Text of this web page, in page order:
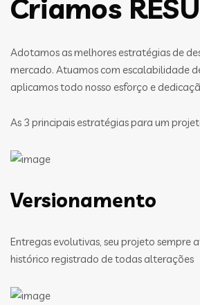
Criamos
Adotamos as melhores estratégias de
mercado. Atuamos com escalabilidade
aplicamos todo nosso esforço e
As 3 principais estratégias para um
Versionamento
Entregas evolutivas, seu projeto sempre
histórico registrado de todas alterações